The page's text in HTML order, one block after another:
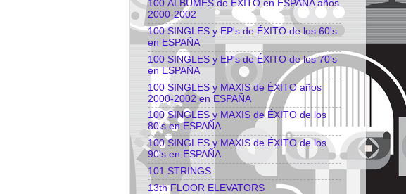
100 ÁLBUMES de ÉXITO en ESPAÑA años
2000-2002
100 SINGLES y EP's de ÉXITO de los 60's
en ESPAÑA
100 SINGLES y EP's de ÉXITO de los 70's
en ESPAÑA
100 SINGLES y MAXIS de ÉXITO años
2000-2002 en ESPAÑA
100 SINGLES y MAXIS de ÉXITO de los
80's en ESPAÑA
100 SINGLES y MAXIS de ÉXITO de los
90's en ESPAÑA
101 STRINGS
13th FLOOR ELEVATORS